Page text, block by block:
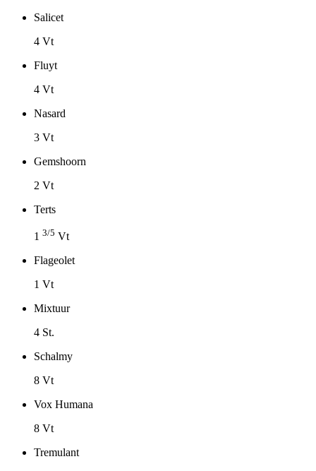
Salicet
4 Vt
Fluyt
4 Vt
Nasard
3 Vt
Gemshoorn
2 Vt
Terts
1 3/5 Vt
Flageolet
1 Vt
Mixtuur
4 St.
Schalmy
8 Vt
Vox Humana
8 Vt
Tremulant